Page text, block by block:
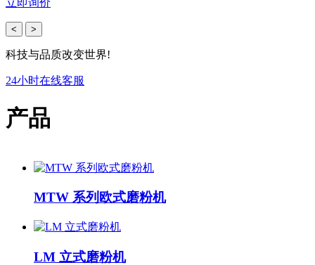
< >
科技与品质改变世界!
24小时在线客服
产品
MTW 系列欧式磨粉机
LM 立式磨粉机